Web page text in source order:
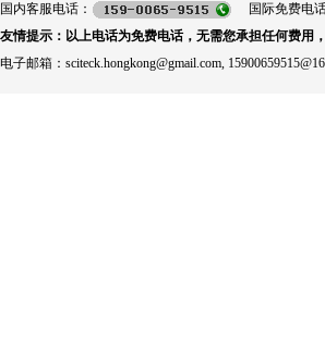
国内客服电话：
国际免费电话
友情提示：以上电话为免费电话，无需您承担任何费用
电子邮箱：sciteck.hongkong@gmail.com,